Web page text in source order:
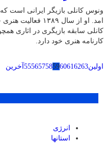
امد. او از سال
کانلی سابقه بازیگری در اثاری
کارنامه هنری خود دارد.
اولین 555657585960616263 آخرین
انرژی
استانها